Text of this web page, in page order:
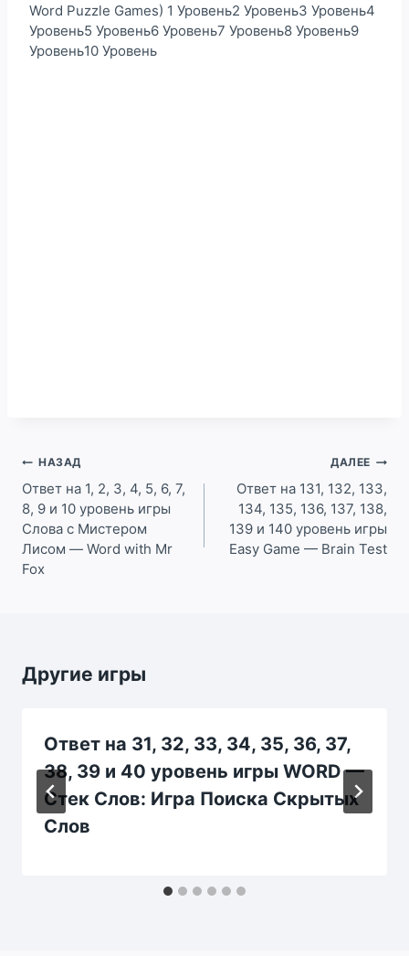
Word Puzzle Games) 1 Уровень2 Уровень3 Уровень4
Уровень5 Уровень6 Уровень7 Уровень8 Уровень9
Уровень10 Уровень
Навигация
по
записям
НАЗАД
Ответ на 1, 2, 3, 4, 5, 6, 7,
8, 9 и 10 уровень игры
Слова с Мистером
Лисом — Word with Mr
Fox
ДАЛЕЕ
Ответ на 131, 132, 133,
134, 135, 136, 137, 138,
139 и 140 уровень игры
Easy Game — Brain Test
Другие игры
Ответ на 31, 32, 33, 34, 35, 36, 37,
38, 39 и 40 уровень игры WORD —
Стек Слов: Игра Поиска Скрытых
Слов